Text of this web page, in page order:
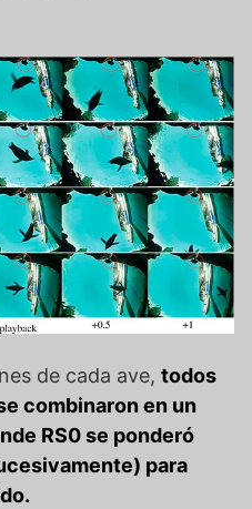
de cada ave, todos
combinaron en un
RS0 se ponderó
para